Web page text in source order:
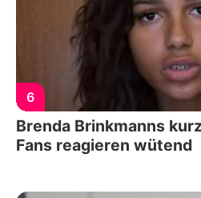
6
Brenda Brinkmanns
Fans reagieren wütend